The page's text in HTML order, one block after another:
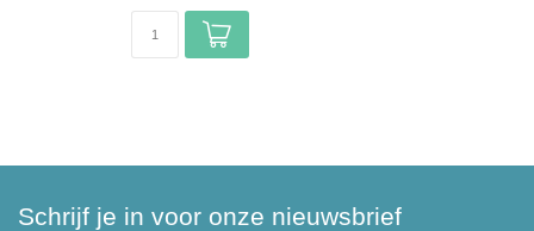
Schrijf je in voor onze nieuwsbrief